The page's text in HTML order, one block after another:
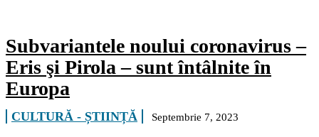
Subvariantele noului coronavirus –
Eris şi Pirola – sunt întâlnite în
Europa
CULTURĂ - ȘTIINȚĂ Septembrie 7, 2023